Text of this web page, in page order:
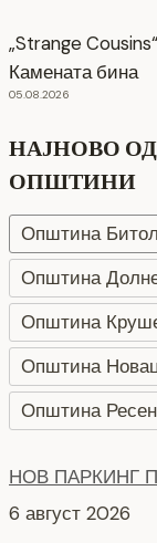
„Strange
Камената бина
05.08.2026
НАЈНОВО
ОПШТИНИ
Општина
Општина
Општина
Општина
Општина Ресен